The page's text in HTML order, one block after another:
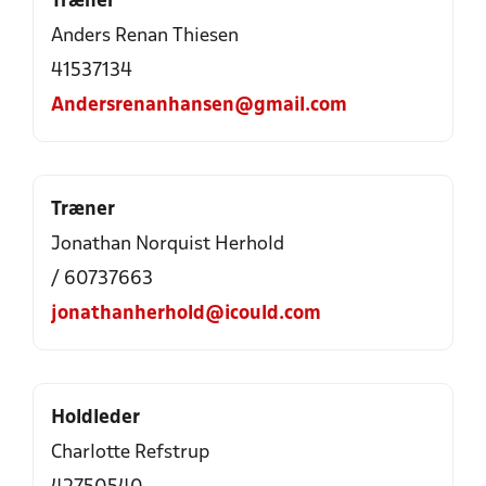
Anders Renan Thiesen
41537134
Andersrenanhansen@gmail.com
Træner
Jonathan Norquist Herhold
/ 60737663
jonathanherhold@icould.com
Holdleder
Charlotte Refstrup